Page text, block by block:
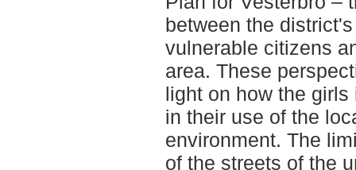
between the
vulnerable citizens
area. These
light on how the
in their use of the
environment. The
of the streets of the